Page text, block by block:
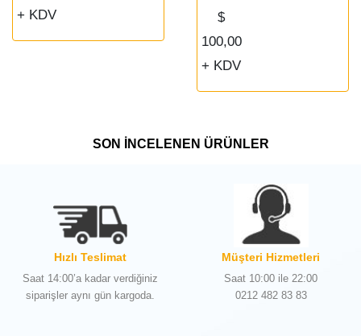
+ KDV
$
100,00
+ KDV
SON İNCELENEN ÜRÜNLER
Hızlı Teslimat
Saat 14:00’a kadar verdiğiniz
siparişler aynı gün kargoda.
Müşteri Hizmetleri
Saat 10:00 ile 22:00
0212 482 83 83